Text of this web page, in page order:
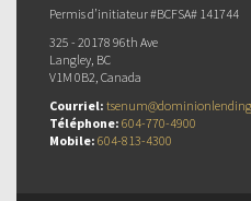
Permis d’initiateur #BCFSA# 141744
325 - 20178 96th Ave
Langley, BC
V1M 0B2, Canada
Courriel:
Téléphone: 604-770-4900
Mobile: 604-813-4300